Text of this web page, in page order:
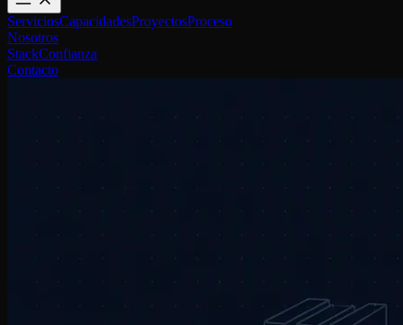
ServiciosCapacidadesProyectosProceso
Nosotros
StackConfianza
Contacto